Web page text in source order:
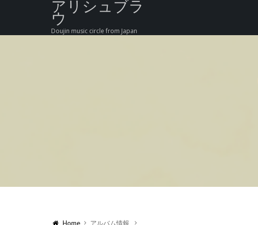
アリシュブラ
ウ
Doujin music circle from Japan
Home アルバム情報